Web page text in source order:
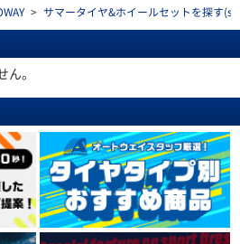
> サマータイヤ&ホイールセットを探す
。